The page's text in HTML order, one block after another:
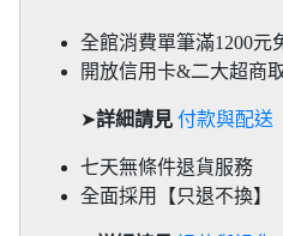
全館消費單筆滿1200元
開放信用卡&二大超商
➤詳細請見 付款與配送
七天無條件退貨服務
全面採用【只退不換】